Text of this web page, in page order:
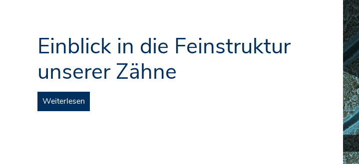
Einblick in die Feinstruktur
unserer Zähne
Weiterlesen